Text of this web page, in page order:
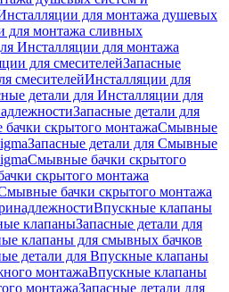
для монтажа душевых
для монтажа сливных
Инсталляции для монтажа
для смесителейЗапасные
смесителейИнсталляции для
детали для Инсталляции для
Запасные детали для
скрытого монтажаСмывные
Запасные детали для Смывные
Смывные бачки скрытого
скрытого монтажа
бачки скрытого монтажа
Впускные клапаны
клапаныЗапасные детали для
клапаны для смывных бачков
детали для Впускные клапаны
монтажаВпускные клапаны
монтажаЗапасные детали для